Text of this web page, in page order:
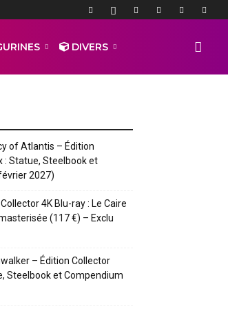
DIVERS
of Atlantis – Édition
: Statue, Steelbook et
2027)
4K Blu-ray : Le Caire
(117 €) – Exclu
– Édition Collector
Steelbook et Compendium